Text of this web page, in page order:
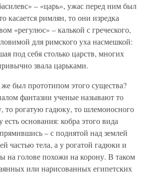
– «царь», ужас перед ним был
касается римлян, то они изредка
«регулюс» – калькой с греческого,
для римского уха насмешкой:
под себя столько царств, многих
звала царьками.
был прототипом этого существа?
фантазии ученые называют то
то рогатую гадюку, то шлемоносного
основания: кобра этого вида
– с поднятой над землей
частью тела, а у рогатой гадюки и
на голове похожи на корону. В таком
или нарисованных египетских